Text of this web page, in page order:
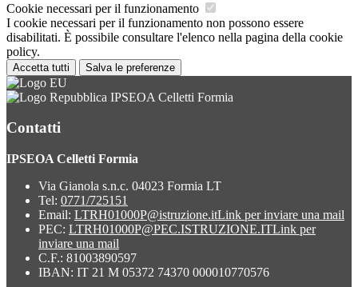
Cookie necessari per il funzionamento
I cookie necessari per il funzionamento non possono essere
disabilitati. È possibile consultare l'elenco nella pagina della cookie
policy.
Accetta tutti Salva le preferenze
IPSEOA Celletti Formia
Contatti
IPSEOA Celletti Formia
Via Gianola s.n.c. 04023 Formia LT
Tel: 0771/725151
Email: LTRH01000P@istruzione.itLink per inviare una mail
PEC: LTRH01000P@PEC.ISTRUZIONE.ITLink per
inviare una mail
C.F.: 81003890597
IBAN: IT 21 M 05372 74370 000010770576